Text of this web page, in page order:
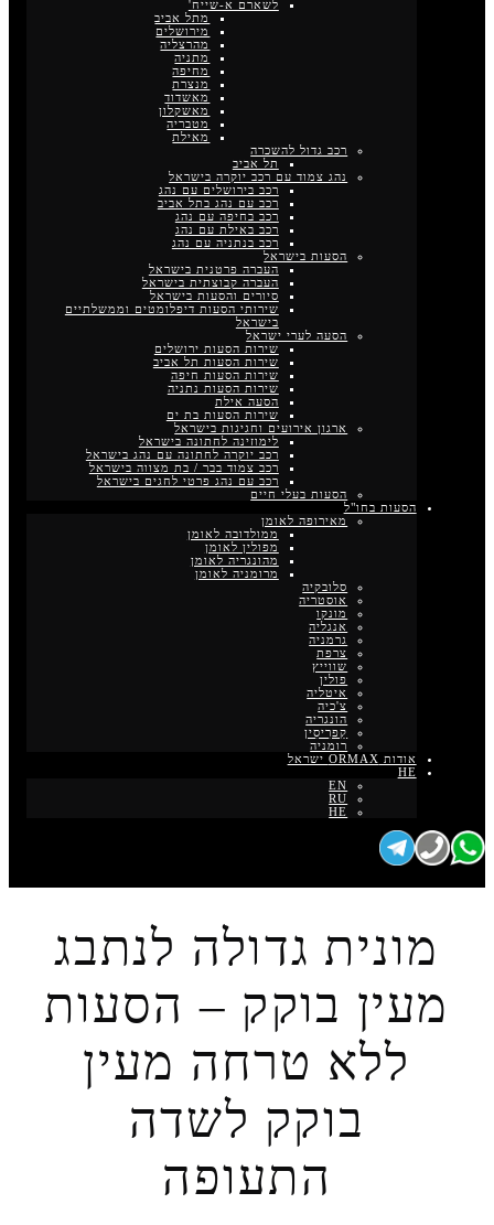
לשארם א-שייח'
מתל אביב
מירושלים
מהרצליה
מתניה
מחיפה
מנצרת
מאשדוד
מאשקלון
מטבריה
מאילת
רכב גדול להשכרה
תל אביב
נהג צמוד עם רכב יוקרה בישראל
רכב בירושלים עם נהג
רכב עם נהג בתל אביב
רכב בחיפה עם נהג
רכב באילת עם נהג
רכב בנתניה עם נהג
הסעות בישראל
העברה פרטנית בישראל
העברה קבוצתית בישראל
סיורים והסעות בישראל
שירותי הסעות דיפלומטים וממשלתיים
בישראל
הסעה לערי ישראל
שירות הסעות ירושלים
שירות הסעות תל אביב
שירות הסעות חיפה
שירות הסעות נתניה
הסעה אילת
שירות הסעות בת ים
ארגון אירועים וחגיגות בישראל
לימוזינה לחתונה בישראל
רכב יוקרה לחתונה עם נהג בישראל
רכב צמוד בבר / בת מצווה בישראל
רכב עם נהג פרטי לחגים בישראל
הסעות בעלי חיים
הסעות בחו"ל
מאירופה לאומן
ממולדובה לאומן
מפולין לאומן
מהונגריה לאומן
מרומניה לאומן
סלובקיה
אוסטריה
מונקו
אנגליה
גרמניה
צרפת
שווייץ
פולין
איטליה
צ'כיה
הונגריה
קַפרִיסִין
רומניה
אודות ORMAX ישראל
HE
EN
RU
HE
מונית גדולה לנתבג
מעין בוקק – הסעות
ללא טרחה מעין
בוקק לשדה
התעופה